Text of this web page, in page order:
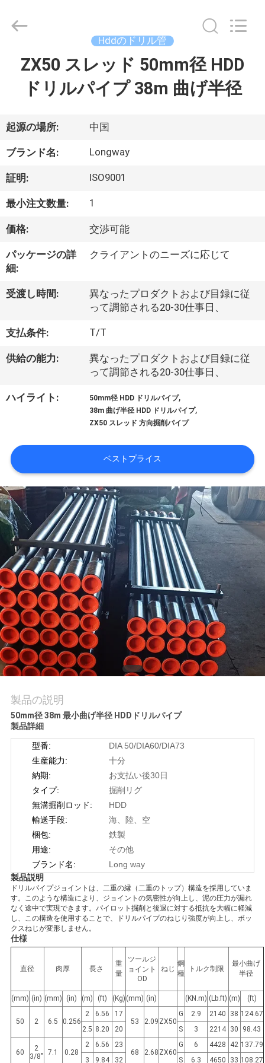
製
品
ビ
オ
た
ち
つ
て
工
場
ツ
ア
ー
品
質
管
理
連
ニ
ュ
ー
ケ
ー
Langfang
Hddのドリル管
ZX50 スレッド 50mm径 HDD
ドリルパイプ 38m 曲げ半径
起源の場所: 中国
ブランド名: Longway
証明: ISO9001
最小注文数量: 1
価格: 交渉可能
パッケージの詳
細:
クライアントのニーズに応じて
受渡し時間:
異なったプロダクトおよび目録に従
って調節される20-30仕事日、
支払条件: T/T
供給の能力:
異なったプロダクトおよび目録に従
って調節される20-30仕事日、
ハイライト: 50mm径 HDD ドリルパイプ,
38m 曲げ半径 HDD ドリルパイプ,
ZX50 スレッド 方向掘削パイプ
ベストプライス
製品の説明
50mm径 38m 最小曲げ半径 HDDドリルパイプ
製品詳細
型番:
DIA 50/DIA60/DIA73
生産能力:
十分
納期:
お支払い後30日
タイプ:
掘削リグ
無溝掘削ロッド:
HDD
輸送手段:
海、陸、空
梱包:
鉄製
用途:
その他
ブランド名:
Long way
製品説明
ドリルパイプジョイントは、二重の縁（二重のトップ）構造を採用していま
す。このような構造により、ジョイントの気密性が向上し、泥の圧力が漏れ
なく途中で実現できます。パイロット掘削と後退に対する抵抗を大幅に軽減
し、この構造を使用することで、ドリルパイプのねじり強度が向上し、ボッ
クスねじが変形しません。
仕様
直径 肉厚 長さ
重
量
ツールジ
ョイント
OD
ねじ
鋼
種
トルク制限
最小曲げ
半径
(mm) (in) (mm) (in) (m) (ft) (Kg) (mm) (in) (KN.m) (Lb.ft) (m) (ft)
50 2 6.5 0.256
2 6.56
17
53
2.09 ZX50
G 2.9 2140 38 124.67
2.5 8.20 20 S 3 2214 30 98.43
60
2
3/8"
7.1 0.28
2 6.56
23
68
2.68 ZX60
G 6 4428 42 137.79
3
9.84 32 S 6.3 4650 33 108.27